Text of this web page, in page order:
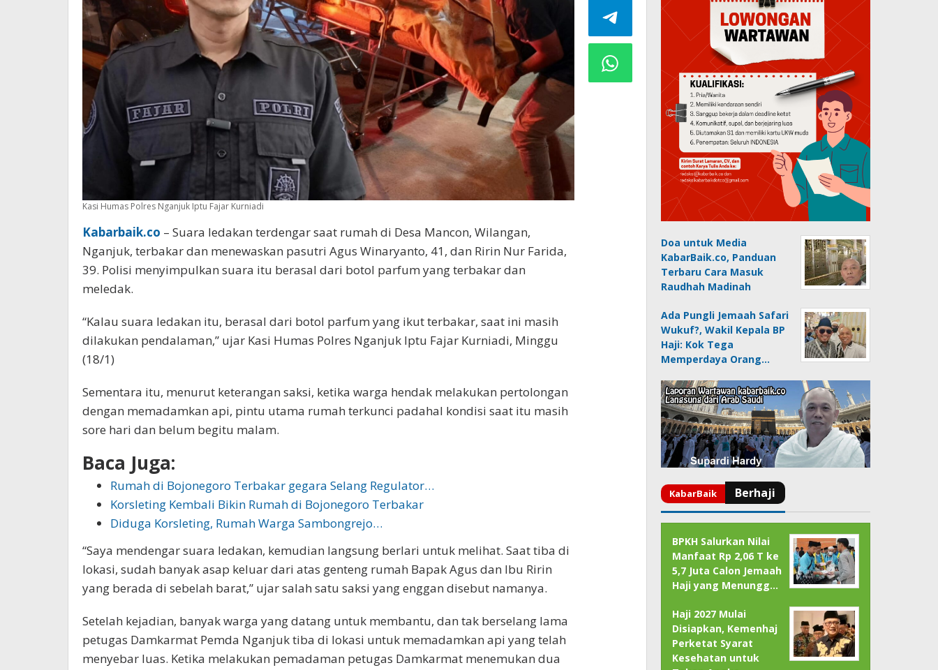
Kasi Humas Polres Nganjuk Iptu Fajar Kurniadi
Kabarbaik.co – Suara ledakan terdengar saat rumah di Desa Mancon, Wilangan,
Nganjuk, terbakar dan menewaskan pasutri Agus Winaryanto, 41, dan Ririn Nur Farida,
39. Polisi menyimpulkan suara itu berasal dari botol parfum yang terbakar dan
meledak.
“Kalau suara ledakan itu, berasal dari botol parfum yang ikut terbakar, saat ini masih
dilakukan pendalaman,” ujar Kasi Humas Polres Nganjuk Iptu Fajar Kurniadi, Minggu
(18/1)
Sementara itu, menurut keterangan saksi, ketika warga hendak melakukan pertolongan
dengan memadamkan api, pintu utama rumah terkunci padahal kondisi saat itu masih
sore hari dan belum begitu malam.
Baca Juga:
Rumah di Bojonegoro Terbakar gegara Selang Regulator…
Korsleting Kembali Bikin Rumah di Bojonegoro Terbakar
Diduga Korsleting, Rumah Warga Sambongrejo…
“Saya mendengar suara ledakan, kemudian langsung berlari untuk melihat. Saat tiba di
lokasi, sudah banyak asap keluar dari atas genteng rumah Bapak Agus dan Ibu Ririn
yang berada di sebelah barat,” ujar salah satu saksi yang enggan disebut namanya.
Setelah kejadian, banyak warga yang datang untuk membantu, dan tak berselang lama
petugas Damkarmat Pemda Nganjuk tiba di lokasi untuk memadamkan api yang telah
menyebar luas. Ketika melakukan pemadaman petugas Damkarmat menemukan dua
Doa untuk Media
KabarBaik.co, Panduan
Terbaru Cara Masuk
Raudhah Madinah
Ada Pungli Jemaah Safari
Wukuf?, Wakil Kepala BP
Haji: Kok Tega
Memperdaya Orang…
BPKH Salurkan Nilai
Manfaat Rp 2,06 T ke
5,7 Juta Calon Jemaah
Haji yang Menungg…
Haji 2027 Mulai
Disiapkan, Kemenhaj
Perketat Syarat
Kesehatan untuk